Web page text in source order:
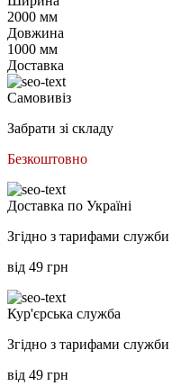
2000 мм
Довжина
1000 мм
Доставка
Самовивіз
Забрати зі складу
Безкоштовно
Доставка по Україні
Згідно з тарифами служби
від 49 грн
Кур'єрська служба
Згідно з тарифами служби
від 49 грн